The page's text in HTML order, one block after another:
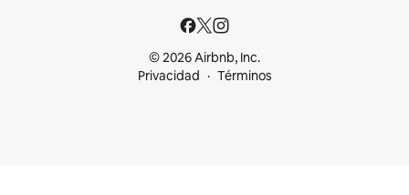
© 2026 Airbnb, Inc.
Privacidad
Términos